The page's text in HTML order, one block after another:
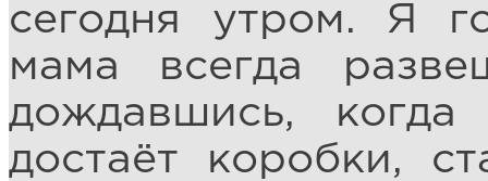
сегодня утром. Я
мама всегда
дождавшись,
достаёт коробки,